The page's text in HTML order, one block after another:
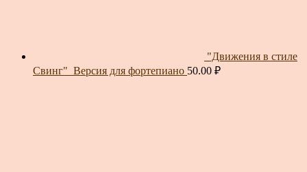
"Движения в стиле
Свинг"_Версия для фортепиано 50.00 ₽